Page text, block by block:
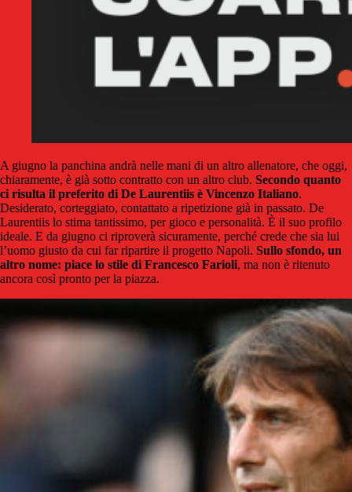
A giugno la panchina andrà nelle mani di un altro allenatore, che oggi,
chiaramente, è già sotto contratto con un altro club. Secondo quanto
ci risulta il preferito di De Laurentiis è Vincenzo Italiano.
Desiderato, corteggiato, contattato a ripetizione già in passato. De
Laurentiis lo stima tantissimo, per gioco e personalità. È il suo profilo
ideale. E da giugno ci riproverà sicuramente, perché crede che sia lui
l’uomo giusto da cui far ripartire il progetto Napoli. Sullo sfondo, un
altro nome: piace lo stile di Francesco Farioli, ma non è ritenuto
ancora così pronto per la piazza.